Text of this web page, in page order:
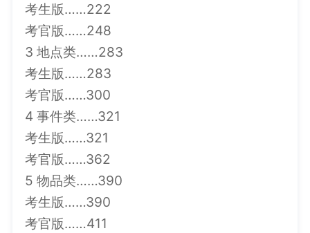
考生版……222
考官版……248
3 地点类……283
考生版……283
考官版……300
4 事件类……321
考生版……321
考官版……362
5 物品类……390
考生版……390
考官版……411